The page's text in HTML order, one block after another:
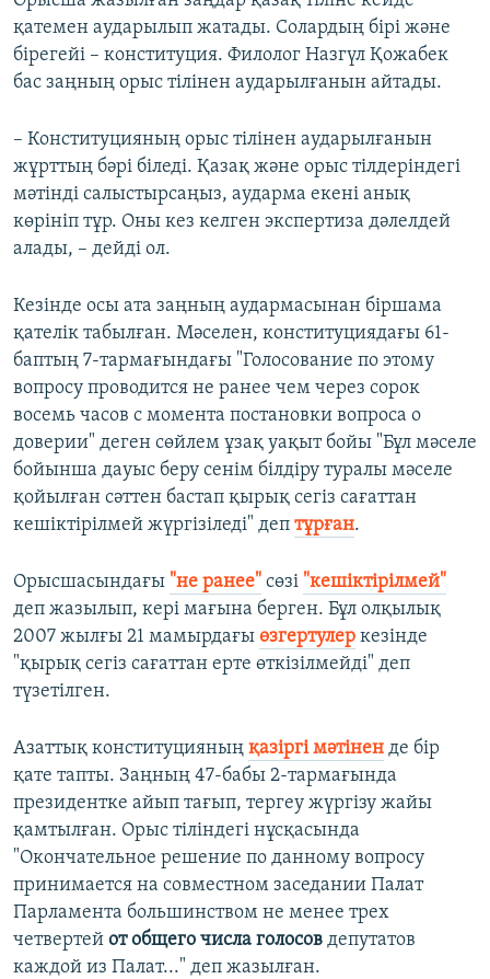
қатемен аударылып жатады. Солардың бірі және
бірегейі – конституция. Филолог Назгүл Қожабек
бас заңның орыс тілінен аударылғанын айтады.
– Конституцияның орыс тілінен аударылғанын
жұрттың бәрі біледі. Қазақ және орыс тілдеріндегі
мәтінді салыстырсаңыз, аударма екені анық
көрініп тұр. Оны кез келген экспертиза дәлелдей
алады, – дейді ол.
Кезінде осы ата заңның аудармасынан біршама
қателік табылған. Мәселен, конституциядағы 61-
баптың 7-тармағындағы "Голосование по этому
вопросу проводится не ранее чем через сорок
восемь часов с момента постановки вопроса о
доверии" деген сөйлем ұзақ уақыт бойы "Бұл мәселе
бойынша дауыс беру сенім білдіру туралы мәселе
қойылған сәттен бастап қырық сегіз сағаттан
кешіктірілмей жүргізіледі" деп тұрған.
Орысшасындағы "не ранее" сөзі "кешіктірілмей"
деп жазылып, кері мағына берген. Бұл олқылық
2007 жылғы 21 мамырдағы өзгертулер кезінде
"қырық сегіз сағаттан ерте өткізілмейді" деп
түзетілген.
Азаттық конституцияның қазіргі мәтінен де бір
қате тапты. Заңның 47-бабы 2-тармағында
президентке айып тағып, тергеу жүргізу жайы
қамтылған. Орыс тіліндегі нұсқасында
"Окончательное решение по данному вопросу
принимается на совместном заседании Палат
Парламента большинством не менее трех
четвертей от общего числа голосов депутатов
каждой из Палат..." деп жазылған.